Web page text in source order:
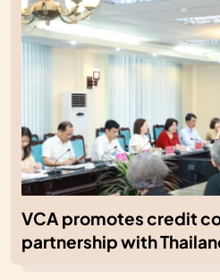
VCA promotes credit
partnership with